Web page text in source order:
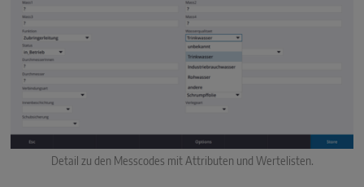
Detail zu den Messcodes mit Attributen und Wertelisten.